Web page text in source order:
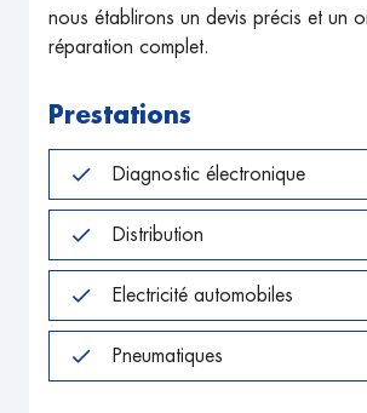
nous établirons un devis précis et un
réparation complet.
Prestations
Diagnostic électronique
Distribution
Electricité automobiles
Pneumatiques